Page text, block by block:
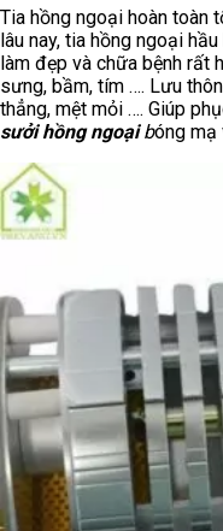
Tia hồng ngoại hoàn toàn
lâu nay, tia hồng ngoại
làm đẹp và chữa bệnh rất
sưng, bầm, tím …. Lưu
thẳng, mệt mỏi …. Giúp
sưởi hồng ngoạibóng mạ